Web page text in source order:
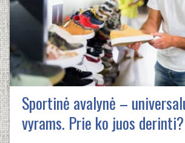
Sportinė avalynė –
vyrams. Prie ko juos derinti?